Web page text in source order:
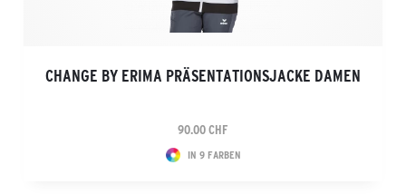
CHANGE BY ERIMA PRÄSENTATIONSJACKE DAMEN
90.00 CHF
IN 9 FARBEN